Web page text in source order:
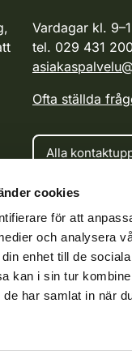
cookies
för att
och analysera
enhet till de
kan i sin tur
har samlat in när
Vardagar kl.
tel. 029 431
Ofta ställda
Alla
Jaktkort
Oma riista -
Ansökan om